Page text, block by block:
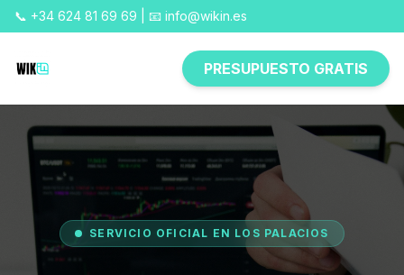
📞 +34 624 81 69 69 | 📧 info@wikin.es
PRESUPUESTO GRATIS
SERVICIO OFICIAL EN LOS PALACIOS